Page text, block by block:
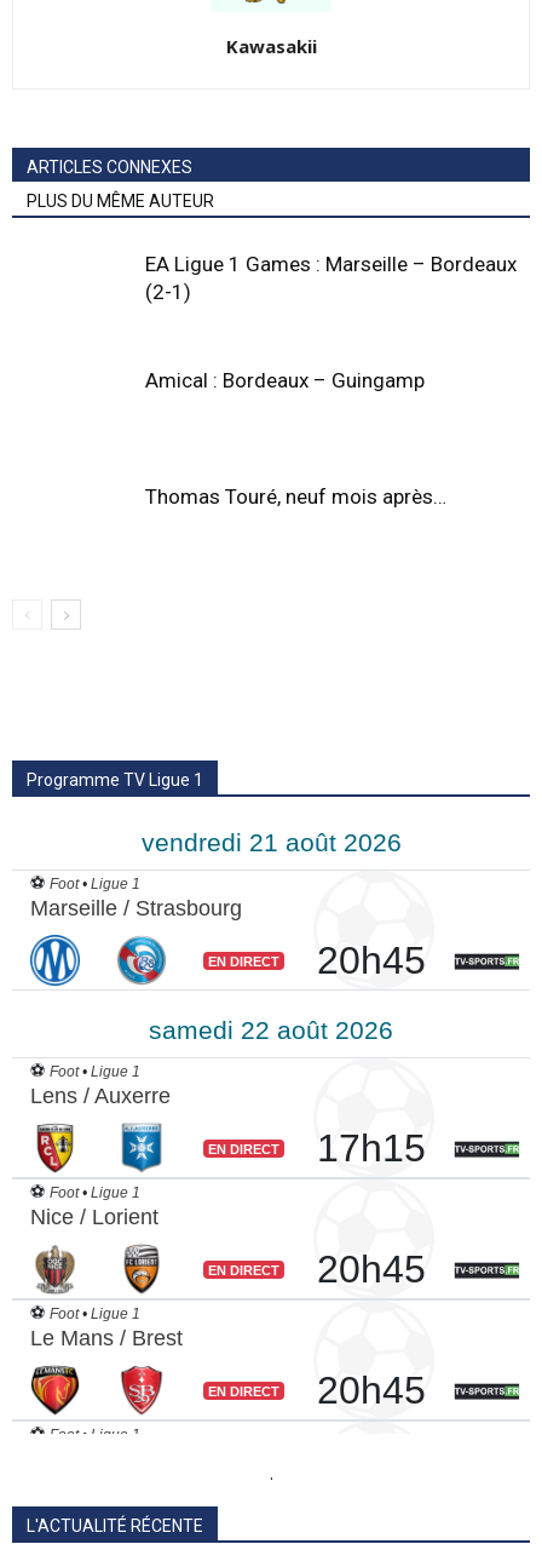
Kawasakii
ARTICLES CONNEXES
PLUS DU MÊME AUTEUR
EA Ligue 1 Games : Marseille – Bordeaux
(2-1)
Amical : Bordeaux – Guingamp
Thomas Touré, neuf mois après…
Programme TV Ligue 1
.
L'ACTUALITÉ RÉCENTE